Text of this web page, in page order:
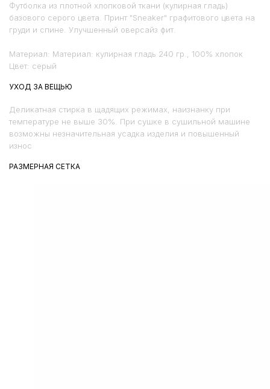
Футболка из плотной хлопковой ткани (кулирная гладь)
базового серого цвета. Принт "Sneaker" графитового цвета на
груди и спине. Улучшенный оверсайз фит.
Материал: Материал: кулирная гладь 240 гр., 100% хлопок
Цвет: серый
УХОД ЗА ВЕЩЬЮ
Деликатная стирка в щадящих режимах, наизнанку при
температуре не выше 30%. При сушке в сушильной машине
возможны незначительная усадка изделия и повышенный
износ
РАЗМЕРНАЯ СЕТКА